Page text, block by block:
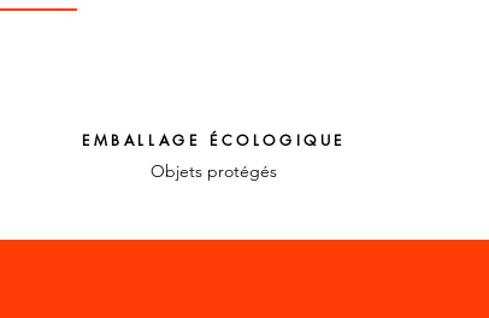
EMBALLAGE ÉCOLOGIQUE
Objets protégés